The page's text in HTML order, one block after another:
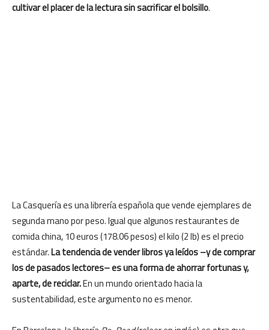
cultivar el placer de la lectura sin sacrificar el bolsillo.
La Casquería es una librería española que vende ejemplares de
segunda mano por peso. Igual que algunos restaurantes de
comida china, 10 euros (178.06 pesos) el kilo (2 lb) es el precio
estándar.La tendencia de vender libros ya leídos –y de comprar
los de pasados lectores– es una forma de ahorrar fortunas y,
aparte, de reciclar.En un mundo orientado hacia la
sustentabilidad, este argumento no es menor.